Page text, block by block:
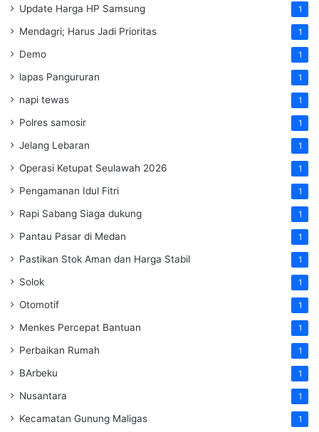
Update Harga HP Samsung 1
Mendagri; Harus Jadi Prioritas 1
Demo 1
lapas Pangururan 1
napi tewas 1
Polres samosir 1
Jelang Lebaran 1
Operasi Ketupat Seulawah 2026 1
Pengamanan Idul Fitri 1
Rapi Sabang Siaga dukung 1
Pantau Pasar di Medan 1
Pastikan Stok Aman dan Harga Stabil 1
Solok 1
Otomotif 1
Menkes Percepat Bantuan 1
Perbaikan Rumah 1
BArbeku 1
Nusantara 1
Kecamatan Gunung Maligas 1